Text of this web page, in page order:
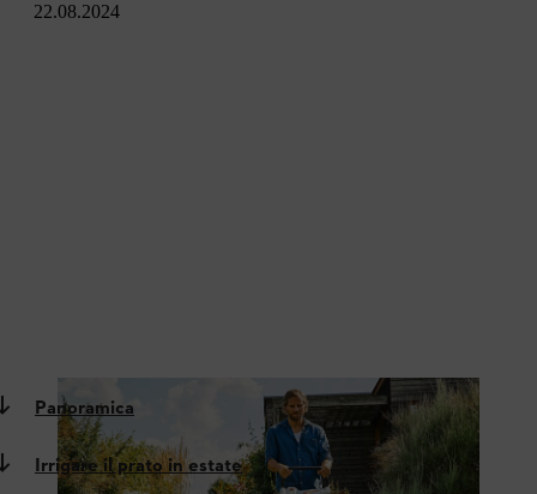
22.08.2024
Panoramica
Irrigare il prato in estate